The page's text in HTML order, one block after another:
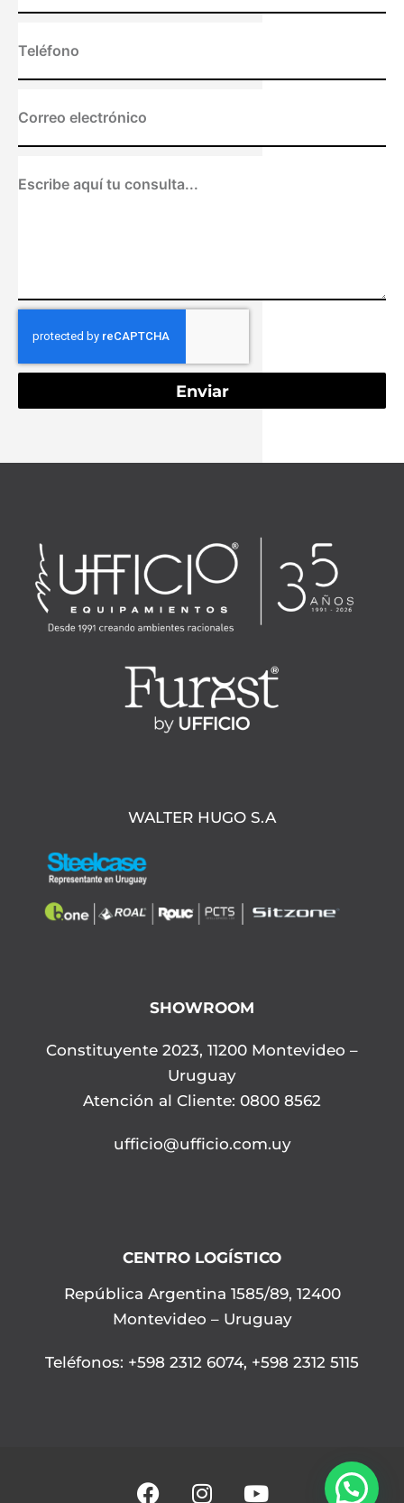
Enviar
WALTER HUGO S.A
SHOWROOM
Constituyente 2023, 11200 Montevideo –
Uruguay
Atención al Cliente: 0800 8562
ufficio@ufficio.com.uy
CENTRO LOGÍSTICO
República Argentina 1585/89, 12400
Montevideo – Uruguay
Teléfonos: +598 2312 6074, +598 2312 5115